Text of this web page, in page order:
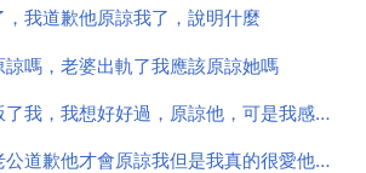
我道歉他原諒我了，說明什麼
嗎，老婆出軌了我應該原諒她嗎
我老公心裡出軌背叛了我，我想好好過，原諒他，可是我感覺回不到從前了，他對我說親密的話，我都覺得他很
我出軌了該怎樣給老公道歉他才會原諒我但是我真的很愛他不想失去他我該怎麼辦他才能原諒我